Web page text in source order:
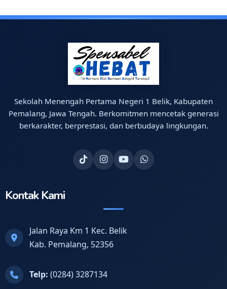
Sekolah Menengah Pertama Negeri 1 Belik, Kabupaten
Pemalang, Jawa Tengah. Berkomitmen mencetak generasi
berkarakter, berprestasi, dan berbudaya lingkungan.
Kontak Kami
Jalan Raya Km 1 Kec. Belik
Kab. Pemalang, 52356
Telp: (0284) 3287134